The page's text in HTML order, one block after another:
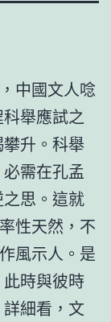
中國文人唸
舉應試之
升。科舉
需在孔孟
思。這就
性天然，不
風示人。是
時與彼時
細看，文